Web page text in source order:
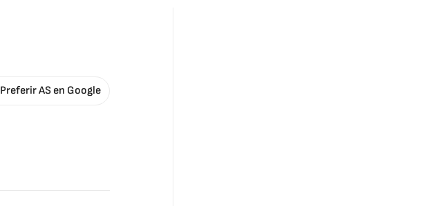
Preferir AS en Google